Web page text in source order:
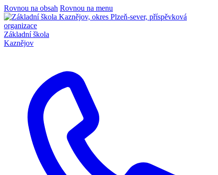
Rovnou na obsah Rovnou na menu
Základní škola
Kaznějov